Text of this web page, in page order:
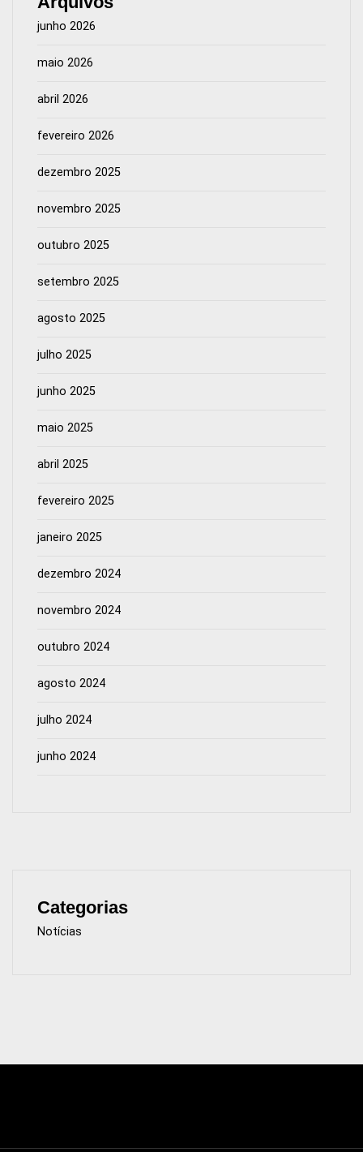
junho 2026
maio 2026
abril 2026
fevereiro 2026
dezembro 2025
novembro 2025
outubro 2025
setembro 2025
agosto 2025
julho 2025
junho 2025
maio 2025
abril 2025
fevereiro 2025
janeiro 2025
dezembro 2024
novembro 2024
outubro 2024
agosto 2024
julho 2024
junho 2024
Categorias
Notícias